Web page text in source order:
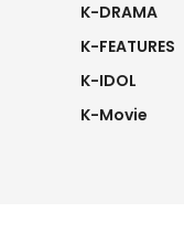
K-DRAMA
K-FEATURES
K-IDOL
K-Movie